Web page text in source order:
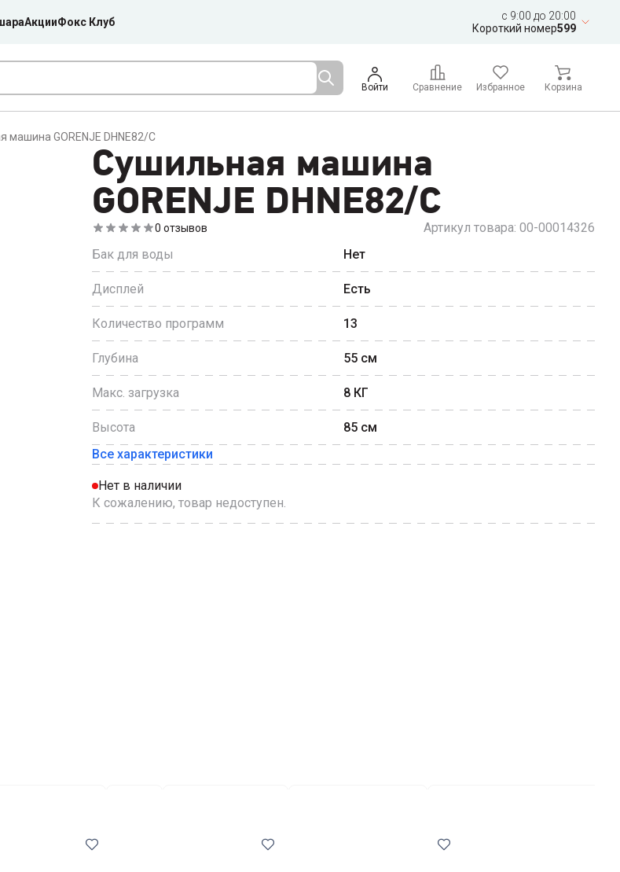
АкцииФокс Клуб
c 9:00 до 20:00
Короткий номер599
Войти Сравнение Избранное Корзина
машина GORENJE DHNE82/C
Сушильная машина
GORENJE DHNE82/C
0 отзывов Артикул товара: 00-00014326
Бак для воды
Нет
Дисплей Есть
Количество программ 13
Глубина 55 см
Макс. загрузка 8 КГ
Высота 85 см
Все характеристики
Нет в наличии
К сожалению, товар недоступен.